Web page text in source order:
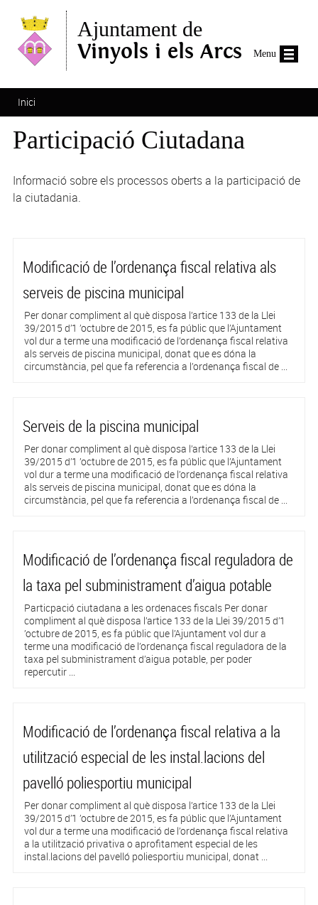
Ajuntament de
Vinyols i els Arcs
Esteu aquí
Inici
Participació Ciutadana
Informació sobre els processos oberts a la participació de
la ciutadania.
Modificació de l’ordenança fiscal relativa als
serveis de piscina municipal
Per donar compliment al què disposa l’artice 133 de la Llei
39/2015 d’1 ’octubre de 2015, es fa públic que l’Ajuntament
vol dur a terme una modificació de l’ordenança fiscal relativa
als serveis de piscina municipal, donat que es dóna la
circumstància, pel que fa referencia a l’ordenança fiscal de ...
Serveis de la piscina municipal
Per donar compliment al què disposa l’artice 133 de la Llei
39/2015 d’1 ’octubre de 2015, es fa públic que l’Ajuntament
vol dur a terme una modificació de l’ordenança fiscal relativa
als serveis de piscina municipal, donat que es dóna la
circumstància, pel que fa referencia a l’ordenança fiscal de ...
Modificació de l’ordenança fiscal reguladora de
la taxa pel subministrament d’aigua potable
Particpació ciutadana a les ordenaces fiscals Per donar
compliment al què disposa l’artice 133 de la Llei 39/2015 d’1
’octubre de 2015, es fa públic que l’Ajuntament vol dur a
terme una modificació de l’ordenança fiscal reguladora de la
taxa pel subministrament d’aigua potable, per poder
repercutir ...
Modificació de l’ordenança fiscal relativa a la
utilització especial de les instal.lacions del
pavelló poliesportiu municipal
Per donar compliment al què disposa l’artice 133 de la Llei
39/2015 d’1 ’octubre de 2015, es fa públic que l’Ajuntament
vol dur a terme una modificació de l’ordenança fiscal relativa
a la utilització privativa o aprofitament especial de les
instal.lacions del pavelló poliesportiu municipal, donat ...
Menu